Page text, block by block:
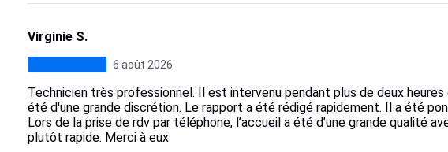
Virginie S.
6 août 2026
Technicien très professionnel. Il est intervenu pendant plus de deux
été d'une grande discrétion. Le rapport a été rédigé rapidement. Il a été
Lors de la prise de rdv par téléphone, l’accueil a été d’une grande qualité
plutôt rapide. Merci à eux